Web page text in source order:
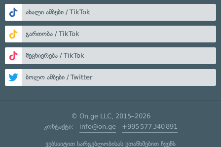
ახალი ამბები / TikTok
გართობა / TikTok
მეცნიერება / TikTok
ბოლო ამბები / Twitter
© On.ge LLC, 2015–2026
კონტაქტი: info@on.ge +995 577 340 891
ვებსაიტით სარგებლობისას ეთანხმებით ჩვენს